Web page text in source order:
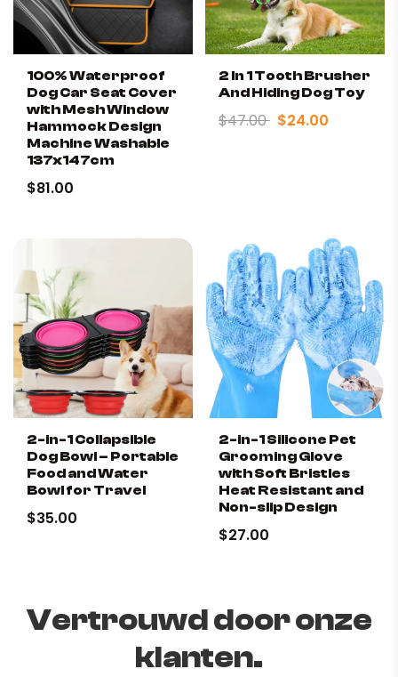
100% Waterproof
Dog Car Seat Cover
with Mesh Window
Hammock Design
Machine Washable
137x147cm
$81.00
2 In 1 Tooth Brusher
And Hiding Dog Toy
$47.00 $24.00
2-in-1 Collapsible
Dog Bowl – Portable
Food and Water
Bowl for Travel
$35.00
2-in-1 Silicone Pet
Grooming Glove
with Soft Bristles
Heat Resistant and
Non-slip Design
$27.00
Vertrouwd door onze
klanten.